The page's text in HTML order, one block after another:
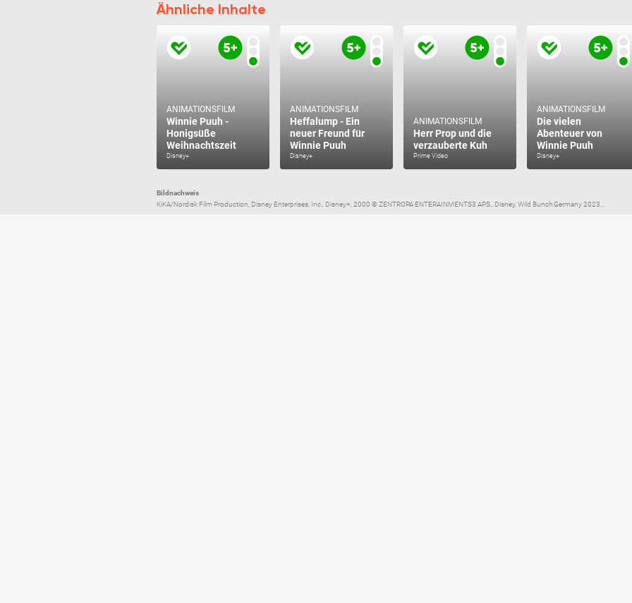
Ähnliche Inhalte
ANIMATIONSFILM
Winnie Puuh -
Honigsüße
Weihnachtszeit
Disney+
ANIMATIONSFILM
Heffalump - Ein
neuer Freund für
Winnie Puuh
Disney+
ANIMATIONSFILM
Herr Prop und die
verzauberte Kuh
Prime Video
ANIMATIONSFILM
Die vielen
Abenteuer von
Winnie Puuh
Disney+
Bildnachweis
KiKA/Nordisk Film Production, Disney Enterprises, Inc., Disney+, 2000 © ZENTROPA ENTERAINMENTS3 APS., Disney, Wild Bunch Germany 2023...